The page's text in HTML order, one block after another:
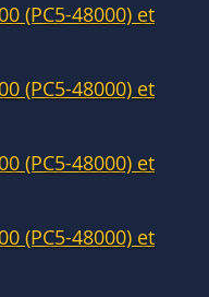
(PC5-48000) et
(PC5-48000) et
(PC5-48000) et
(PC5-48000) et